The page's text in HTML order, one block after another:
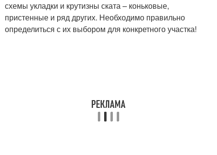
схемы укладки и крутизны ската – коньковые,
пристенные и ряд других. Необходимо правильно
определиться с их выбором для конкретного участка!